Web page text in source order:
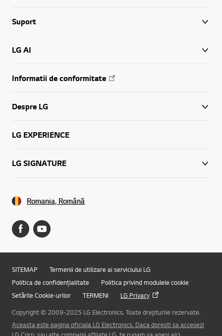
Suport
LG AI
Informatii de conformitate
Despre LG
LG EXPERIENCE
LG SIGNATURE
Romania, Română
SITEMAP
Termenii de utilizare ai serviciului LG
Politica de confidențialitate
Politica privind modulele cookie
Setările Cookie-urilor
TERMENI
LG Privacy
Copyright © 2009-2025 LG Electronics. Toate drepturile rezervate.
Aceasta este pagina oficiala LG Electronics. Daca doresti sa accesezi